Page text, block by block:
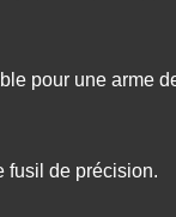
pour une arme
fusil de précision.